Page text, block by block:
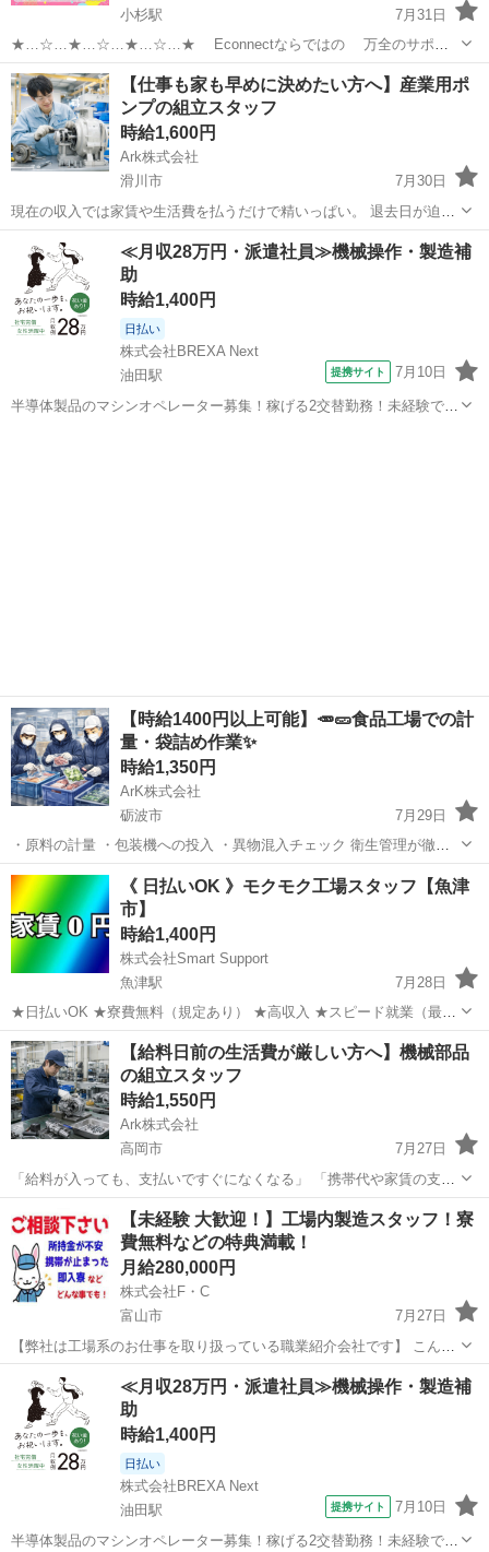
小杉駅
7月31日
★…☆…★…☆…★…☆…★ Econnectならではの 万全のサポー
ト体制♪ ★…☆…★…☆…★…☆…★ （例） 「携帯代が払えなくて
繋がらなくなった…」 という方には 新しい携帯を買うた...
富山 射水市 小杉駅 工場 ライン
【仕事も家も早めに決めたい方へ】産業用ポ
ンプの組立スタッフ
時給1,600円
Ark株式会社
滑川市
7月30日
現在の収入では家賃や生活費を払うだけで精いっぱい。 退去日が迫っ
ているものの、次の住居が決まっていない。 まとまった引っ越し費用
を用意できない。 そのような方も、仕事と寮をまとめて相談できま
す。 遠方からのオ...
工場
≪月収28万円・派遣社員≫機械操作・製造補
助
時給1,400円
日払い
株式会社BREXA Next
油田駅
提携サイト 7月10日
半導体製品のマシンオペレーター募集！稼げる2交替勤務！未経験でも
【時給1400円以上可能】🥕🥒食品工場での計
量・袋詰め作業✨
時給1,350円
ArK株式会社
砺波市
7月29日
・原料の計量 ・包装機への投入 ・異物混入チェック 衛生管理が徹底
された職場です。 時給：1,350円～ 【勤務時間】 ・日勤｜8:15～
17:15 ・夜勤｜20:00～翌5:00 ・2交替制／実...
富山 砺波市 工場
《 日払いOK 》モクモク工場スタッフ【魚津
市】
時給1,400円
株式会社Smart Support
魚津駅
7月28日
★日払いOK ★寮費無料（規定あり） ★高収入 ★スピード就業（最短
翌日） ■ お仕事例 ・半導体部品のマシンオペレーター ・自動車の組
立や部品の加工 ・電子部品の検査 ・化粧品の梱包や仕分け ...
富山 魚津市 魚津駅 工場 スタッフ
【給料日前の生活費が厳しい方へ】機械部品
の組立スタッフ
時給1,550円
Ark株式会社
高岡市
7月27日
「給料が入っても、支払いですぐになくなる」 「携帯代や家賃の支払
いが遅れている」 「今の収入では借金の返済まで手が回らない」 今の
状態から抜け出すために、安定した製造業で働きませんか。 給与前払
い制度を利用で...
工場 給料日
【未経験 大歓迎！】工場内製造スタッフ！寮
費無料などの特典満載！
月給280,000円
株式会社F・C
富山市
7月27日
【弊社は工場系のお仕事を取り扱っている職業紹介会社です】 こんな
悩みがある方はいませんか？ ◇すぐにお仕事見つけたい・働きたい ◇
車中泊・知人宅・ネカフェ生活から脱出したい ◇手持ちのお金がピン
チ ＼そ...
工場 ピンチ
≪月収28万円・派遣社員≫機械操作・製造補
助
時給1,400円
日払い
株式会社BREXA Next
油田駅
提携サイト 7月10日
半導体製品のマシンオペレーター募集！稼げる2交替勤務！未経験でも